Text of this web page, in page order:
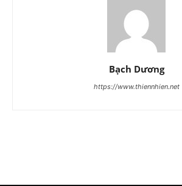
Bạch Dương
https://www.thiennhien.net